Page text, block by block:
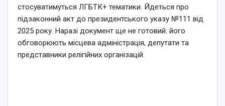
стосуватимуться ЛГБТК+ тематики. Йдеться про
підзаконний акт до президентського указу №111 від
2025 року. Наразі документ ще не готовий: його
обговорюють місцева адміністрація, депутати та
представники релігійних організацій.